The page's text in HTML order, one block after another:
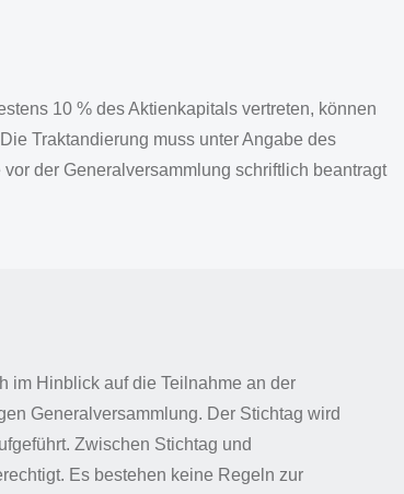
10 % des Aktienkapitals vertreten, können
Traktandierung muss unter Angabe des
der Generalversammlung schriftlich beantragt
im Hinblick auf die Teilnahme an der
Generalversammlung. Der Stichtag wird
Zwischen Stichtag und
Es bestehen keine Regeln zur